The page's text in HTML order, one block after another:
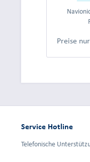
Preise
Service Hotline
Telefonische